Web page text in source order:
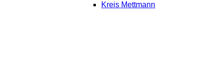
Kreis Mettmann